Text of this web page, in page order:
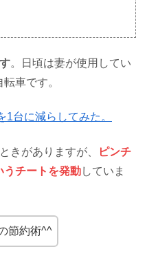
。日頃は妻が使用してい
車です。
1台に減らしてみた。
きがありますが、
ピンチ
うチートを発動していま
節約術^^